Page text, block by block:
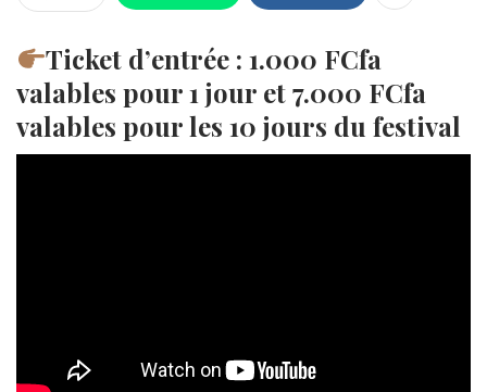
Ticket d’entrée : 1.000 FCfa
valables pour 1 jour et 7.000 FCfa
valables pour les 10 jours du festival